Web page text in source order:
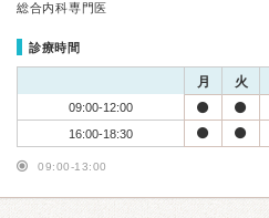
総合内科専門医
診療時間
月 火
09:00-12:00
16:00-18:30
09:00-13:00